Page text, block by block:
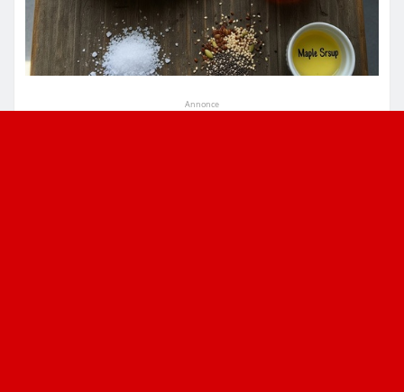
Annonce